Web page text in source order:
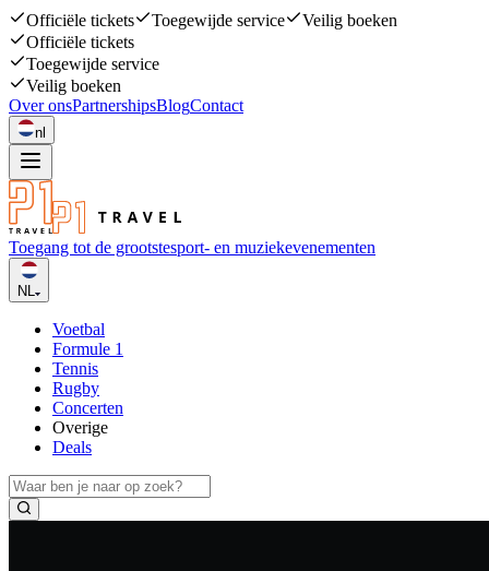
Officiële tickets Toegewijde service
Veilig boeken
Officiële tickets
Toegewijde service
Veilig boeken
Over onsPartnershipsBlogContact
nl
Toegang tot de grootstesport- en muziekevenementen
NL
Voetbal
Formule 1
Tennis
Rugby
Concerten
Overige
Deals